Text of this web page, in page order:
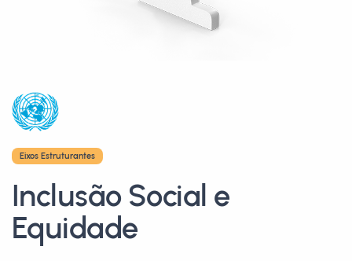
Eixos Estruturantes
Inclusão Social e
Equidade